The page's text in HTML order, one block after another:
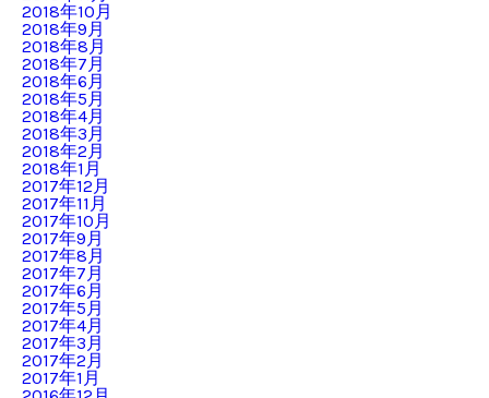
2018年10月
2018年9月
2018年8月
2018年7月
2018年6月
2018年5月
2018年4月
2018年3月
2018年2月
2018年1月
2017年12月
2017年11月
2017年10月
2017年9月
2017年8月
2017年7月
2017年6月
2017年5月
2017年4月
2017年3月
2017年2月
2017年1月